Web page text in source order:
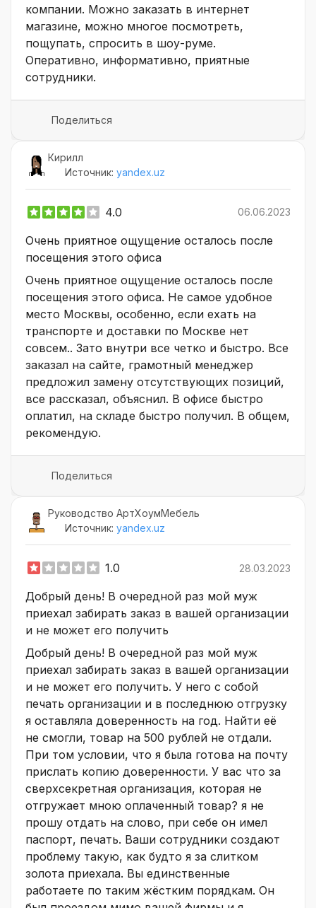
компании. Можно заказать в интернет
магазине, можно многое посмотреть,
пощупать, спросить в шоу-руме.
Оперативно, информативно, приятные
сотрудники.
Поделиться
Кирилл
Источник: yandex.uz
4.0 06.06.2023
Очень приятное ощущение осталось после
посещения этого офиса
Очень приятное ощущение осталось после
посещения этого офиса. Не самое удобное
место Москвы, особенно, если ехать на
транспорте и доставки по Москве нет
совсем.. Зато внутри все четко и быстро. Все
заказал на сайте, грамотный менеджер
предложил замену отсутствующих позиций,
все рассказал, объяснил. В офисе быстро
оплатил, на складе быстро получил. В общем,
рекомендую.
Поделиться
Руководство АртХоумМебель
Источник: yandex.uz
1.0 28.03.2023
Добрый день! В очередной раз мой муж
приехал забирать заказ в вашей организации
и не может его получить
Добрый день! В очередной раз мой муж
приехал забирать заказ в вашей организации
и не может его получить. У него с собой
печать организации и в последнюю отгрузку
я оставляла доверенность на год. Найти её
не смогли, товар на 500 рублей не отдали.
При том условии, что я была готова на почту
прислать копию доверенности. У вас что за
сверхсекретная организация, которая не
отгружает мною оплаченный товар? я не
прошу отдать на слово, при себе он имел
паспорт, печать. Ваши сотрудники создают
проблему такую, как будто я за слитком
золота приехала. Вы единственные
работаете по таким жёстким порядкам. Он